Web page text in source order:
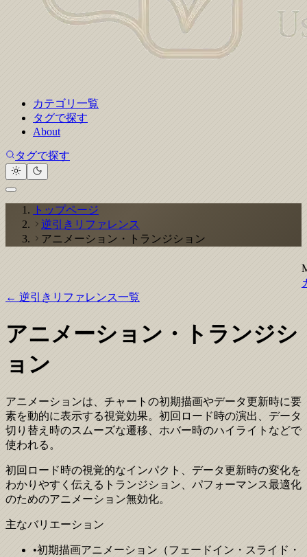
カテゴリ一覧
タグで探す
About
タグで探す
トップページ
逆引きリファレンス
アニメーション・トランジション
← 逆引きリファレンス一覧
アニメーション・トランジシ
ョン
アニメーションは、チャートの初期描画やデータ更新時に要
素を動的に表示する視覚効果。初回ロード時の演出、データ
切り替え時のスムーズな遷移、ホバー時のハイライトなどで
使われる。
初回ロード時の視覚的なインパクト、データ更新時の変化を
わかりやすく伝えるトランジション、パフォーマンス最適化
のためのアニメーション無効化。
主なバリエーション
•初期描画アニメーション（フェードイン・スライド・